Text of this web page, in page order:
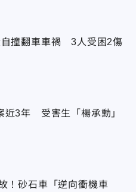
自撞翻車車禍 3人受困2傷
近3年 受害生「楊承勳」
！砂石車「逆向衝機車